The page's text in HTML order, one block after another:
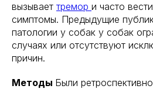
вызывает тремор и часто
симптомы. Предыдущие
патологии у собак у собак
случаях или отсутствуют
причин.
Методы Были